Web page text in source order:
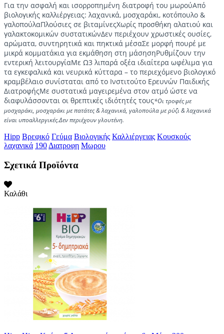
Για την ασφαλή και ισορροπημένη διατροφή του μωρούΑπό
βιολογικής καλλιέργειας: λαχανικά, μοσχαράκι, κοτόπουλο &
γαλοπούλαΠλούσιες σε βιταμίνεςΧωρίς προσθήκη αλατιού και
γαλακτοκομικών συστατικώνΔεν περιέχουν χρωστικές ουσίες,
αρώματα, συντηρητικά και πηκτικά μέσαΣε μορφή πουρέ με
μικρά κομματάκια για εκμάθηση στη μάσησηΡυθμίζουν την
εντερική λειτουργίαΜε Ω3 λιπαρά οξέα ιδιαίτερα ωφέλιμα για
τα εγκεφαλικά και νευρικά κύτταρα – το περιεχόμενο βιολογικό
κραμβέλαιο συνίσταται από το Ινστιτούτο Ερευνών Παιδικής
ΔιατροφήςΜε συστατικά μαγειρεμένα στον ατμό ώστε να
διαφυλάσσονται οι θρεπτικές ιδιότητές τους*Οι τροφές με
μοσχαράκι, μοσχαράκι με πατάτες & λαχανικά, γαλοπούλα με ρύζι & λαχανικά
είναι υποαλλεργικές.Δεν περιέχουν γλουτένη.
Hipp Βρεφικό Γεύμα Βιολογικής Καλλιέργειας Κουσκούς
λαχανικά 190 Διατροφη Μωρου
Σχετικά Προϊόντα
Καλάθι